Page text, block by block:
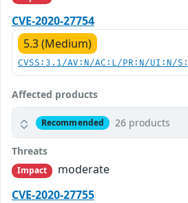
CVE-2020-27754
5.3 (Medium)
CVSS:3.1/AV:N/AC:L/PR:N/UI:N/
Affected products
Recommended 26 products
Threats
Impact
moderate
CVE-2020-27755